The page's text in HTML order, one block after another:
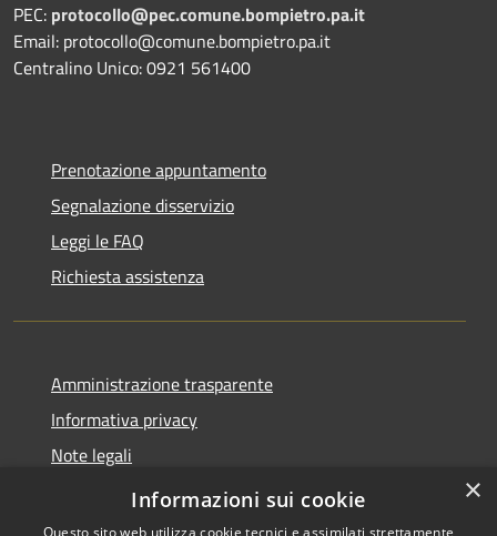
PEC: protocollo@pec.comune.bompietro.pa.it
Email: protocollo@comune.bompietro.pa.it
Centralino Unico: 0921 561400
Prenotazione appuntamento
Segnalazione disservizio
Leggi le FAQ
Richiesta assistenza
Amministrazione trasparente
Informativa privacy
Note legali
Dichiarazione di accessibilità
×
Informazioni sui cookie
Questo sito web utilizza cookie tecnici e assimilati strettamente